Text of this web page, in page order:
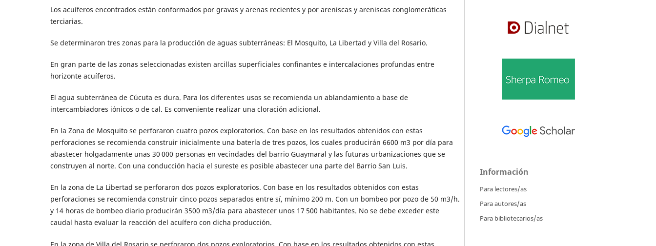
Los acuíferos encontrados están conformados por gravas y arenas recientes y por areniscas y areniscas conglomeráticas
terciarias.
Se determinaron tres zonas para la producción de aguas subterráneas: El Mosquito, La Libertad y Villa del Rosario.
En gran parte de las zonas seleccionadas existen arcillas superficiales confinantes e intercalaciones profundas entre
horizonte acuíferos.
El agua subterránea de Cúcuta es dura. Para los diferentes usos se recomienda un ablandamiento a base de
intercambiadores iónicos o de cal. Es conveniente realizar una cloración adicional.
En la Zona de Mosquito se perforaron cuatro pozos exploratorios. Con base en los resultados obtenidos con estas
perforaciones se recomienda construir inicialmente una batería de tres pozos, los cuales producirán 6600 m3 por día para
abastecer holgadamente unas 30 000 personas en vecindades del barrio Guaymaral y las futuras urbanizaciones que se
construyen al norte. Con una conducción hacia el sureste es posible abastecer una parte del Barrio San Luis.
En la zona de La Libertad se perforaron dos pozos exploratorios. Con base en los resultados obtenidos con estas
perforaciones se recomienda construir cinco pozos separados entre sí, mínimo 200 m. Con un bombeo por pozo de 50 m3/h.
y 14 horas de bombeo diario producirán 3500 m3/día para abastecer unos 17 500 habitantes. No se debe exceder este
caudal hasta evaluar la reacción del acuífero con dicha producción.
En la zona de Villa del Rosario se perforaron dos pozos exploratorios. Con base en los resultados obtenidos con estas
Información
Para lectores/as
Para autores/as
Para bibliotecarios/as